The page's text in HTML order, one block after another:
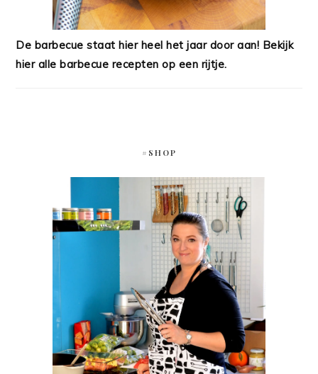
De barbecue staat hier heel het jaar door aan! Bekijk
hier alle barbecue recepten op een rijtje.
#SHOP